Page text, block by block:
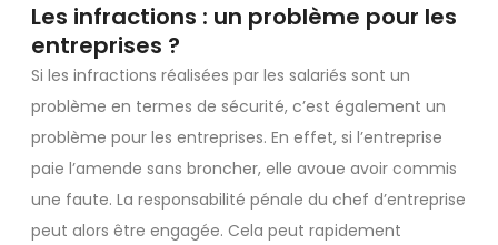
Les infractions : un problème pour les
entreprises ?
Si les infractions réalisées par les salariés sont un
problème en termes de sécurité, c’est également un
problème pour les entreprises. En effet, si l’entreprise
paie l’amende sans broncher, elle avoue avoir commis
une faute. La responsabilité pénale du chef d’entreprise
peut alors être engagée. Cela peut rapidement